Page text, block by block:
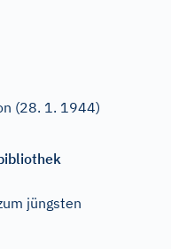
(28. 1. 1944)
jüngsten